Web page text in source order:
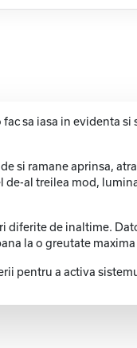
sa iasa in evidenta
si ramane aprinsa,
al treilea mod,
diferite de inaltime.
la o greutate maxima
pentru a activa